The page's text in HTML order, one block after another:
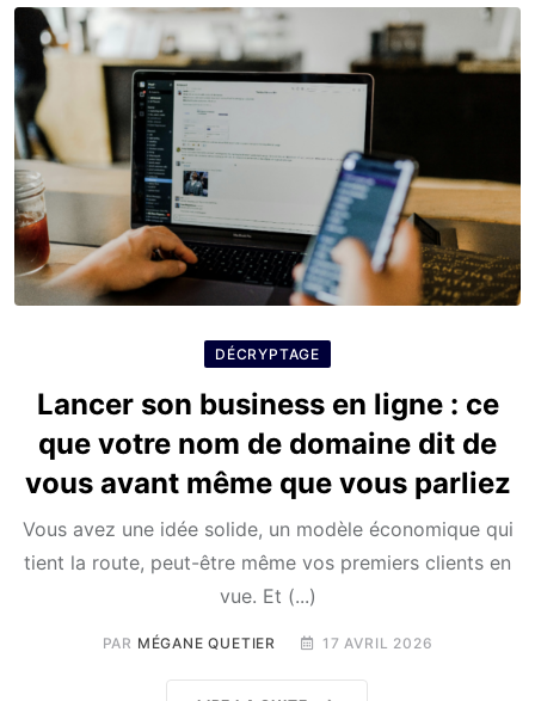
DÉCRYPTAGE
Lancer son business en ligne : ce
que votre nom de domaine dit de
vous avant même que vous parliez
Vous avez une idée solide, un modèle économique qui
tient la route, peut-être même vos premiers clients en
vue. Et (...)
PAR MÉGANE QUETIER 17 AVRIL 2026